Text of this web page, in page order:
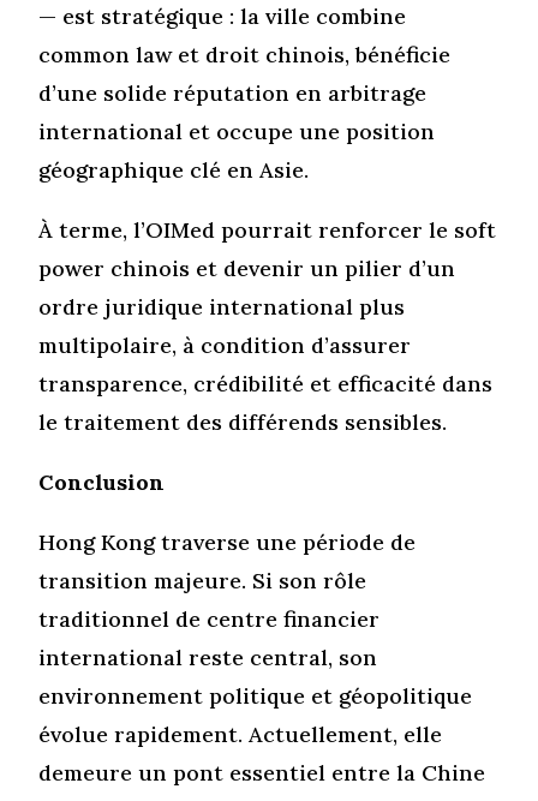
— est stratégique : la ville combine
common law et droit chinois, bénéficie
d’une solide réputation en arbitrage
international et occupe une position
géographique clé en Asie.
À terme, l’OIMed pourrait renforcer le soft
power chinois et devenir un pilier d’un
ordre juridique international plus
multipolaire, à condition d’assurer
transparence, crédibilité et efficacité dans
le traitement des différends sensibles.
Conclusion
Hong Kong traverse une période de
transition majeure. Si son rôle
traditionnel de centre financier
international reste central, son
environnement politique et géopolitique
évolue rapidement. Actuellement, elle
demeure un pont essentiel entre la Chine